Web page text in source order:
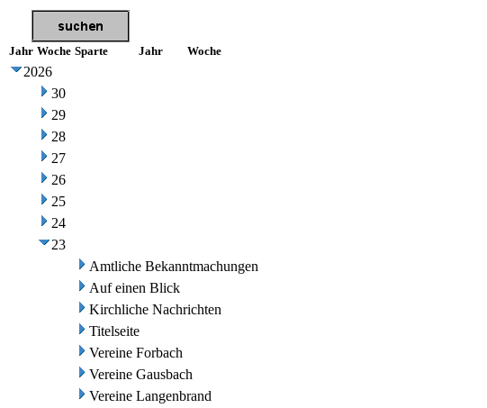
Jahr Woche Sparte Jahr Woche
2026
30
29
28
27
26
25
24
23
Amtliche Bekanntmachungen
Auf einen Blick
Kirchliche Nachrichten
Titelseite
Vereine Forbach
Vereine Gausbach
Vereine Langenbrand